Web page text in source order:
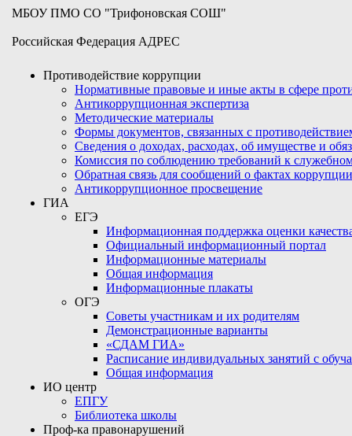
МБОУ ПМО СО "Трифоновская СОШ"
Российская Федерация АДРЕС
Противодействие коррупции
Нормативные правовые и иные акты в сфере
Антикоррупционная экспертиза
Методические материалы
Формы документов, связанных с
Сведения о доходах, расходах, об имуществе и
Комиссия по соблюдению требований к
Обратная связь для сообщений о фактах коррупции
Антикоррупционное просвещение
ГИА
ЕГЭ
Информационная поддержка оценки
Официальный информационный портал
Информационные материалы
Общая информация
Информационные плакаты
ОГЭ
Советы участникам и их родителям
Демонстрационные варианты
«СДАМ ГИА»
Расписание индивидуальных занятий с
Общая информация
ИО центр
ЕПГУ
Библиотека школы
Проф-ка правонарушений